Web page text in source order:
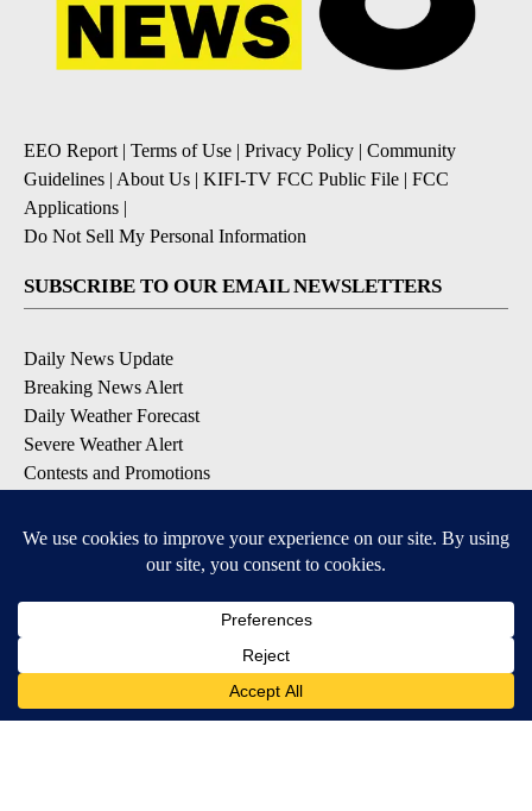
EEO Report| Terms of Use | Privacy Policy | Community
Guidelines | About Us | KIFI-TV FCC Public File | FCC
Applications |
Do Not Sell My Personal Information
SUBSCRIBE TO OUR EMAIL NEWSLETTERS
Daily News Update
Breaking News Alert
Daily Weather Forecast
Severe Weather Alert
Contests and Promotions